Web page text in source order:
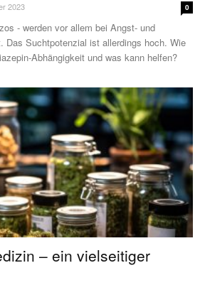
2023 0
- werden vor allem bei Angst- und
Das Suchtpotenzial ist allerdings hoch. Wie
Abhängigkeit und was kann helfen?
– ein vielseitiger